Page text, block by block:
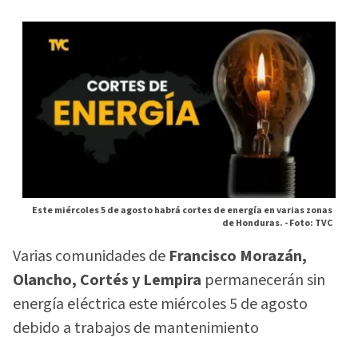
Este miércoles 5 de agosto habrá cortes de energía en varias zonas
de Honduras. -Foto: TVC
Varias comunidades de Francisco Morazán,
Olancho, Cortés y Lempira permanecerán sin
energía eléctrica este miércoles 5 de agosto
debido a trabajos de mantenimiento